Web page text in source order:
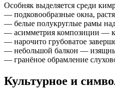
Особняк выделяется среди
— подковообразные окна,
— белые полукруглые рамы
— асимметрия композиции —
— нарочито грубоватое
— небольшой балкон —
— гранёное обрамление
Культурное и